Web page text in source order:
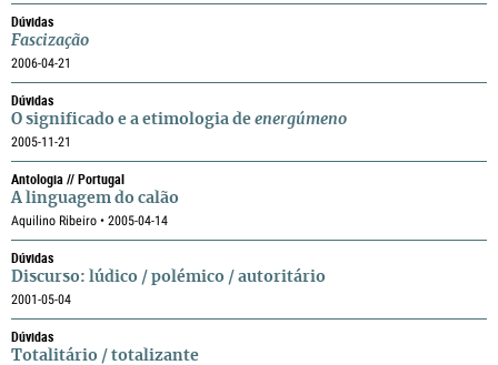
Dúvidas
Fascização
2006-04-21
Dúvidas
O significado e a etimologia de energúmeno
2005-11-21
Antologia // Portugal
A linguagem do calão
Aquilino Ribeiro • 2005-04-14
Dúvidas
Discurso: lúdico / polémico / autoritário
2001-05-04
Dúvidas
Totalitário / totalizante